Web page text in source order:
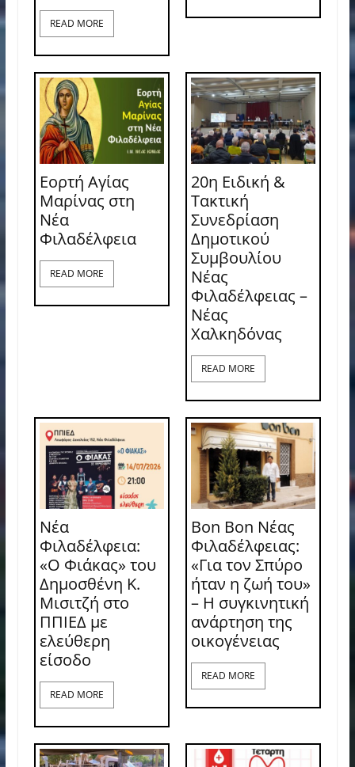
READ MORE
Εορτή Αγίας
Μαρίνας στη
Νέα
Φιλαδέλφεια
READ MORE
20η Ειδική &
Τακτική
Συνεδρίαση
Δημοτικού
Συμβουλίου
Νέας
Φιλαδέλφειας –
Νέας
Χαλκηδόνας
READ MORE
Νέα
Φιλαδέλφεια:
«Ο Φιάκας» του
Δημοσθένη Κ.
Μισιτζή στο
ΠΠΙΕΔ με
ελεύθερη
είσοδο
READ MORE
Bon Bon Νέας
Φιλαδέλφειας:
«Για τον Σπύρο
ήταν η ζωή του»
– Η συγκινητική
ανάρτηση της
οικογένειας
READ MORE